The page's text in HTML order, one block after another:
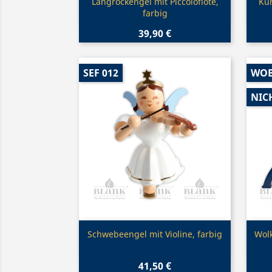
farbig
39,90 €
Vorschau
Schwebeengel mit Violine, farbig
41,50 €
SEF 012